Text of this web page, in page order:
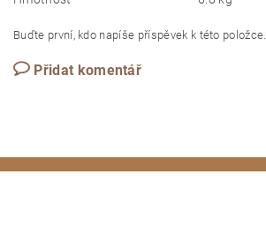
Buďte první, kdo napíše příspěvek k této položce.
Přidat komentář